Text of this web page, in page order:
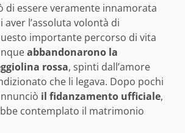
di essere veramente innamorata
aver l’assoluta volontà di
importante percorso di vita
abbandonarono la
rossa, spinti dall’amore
che li legava. Dopo pochi
il fidanzamento ufficiale,
contemplato il matrimonio